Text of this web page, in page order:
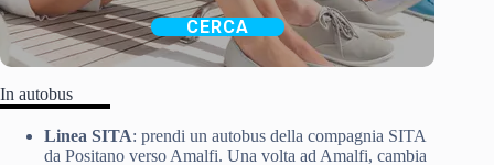
CERCA
In autobus
Linea SITA: prendi un autobus della compagnia SITA
da Positano verso Amalfi. Una volta ad Amalfi, cambia